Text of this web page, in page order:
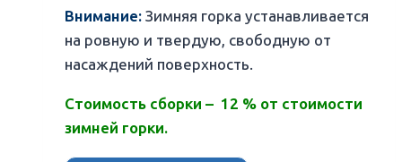
Внимание: Зимняя горка устанавливается
на ровную и твердую, свободную от
насаждений поверхность.
Стоимость сборки – 12 % от стоимости
зимней горки.